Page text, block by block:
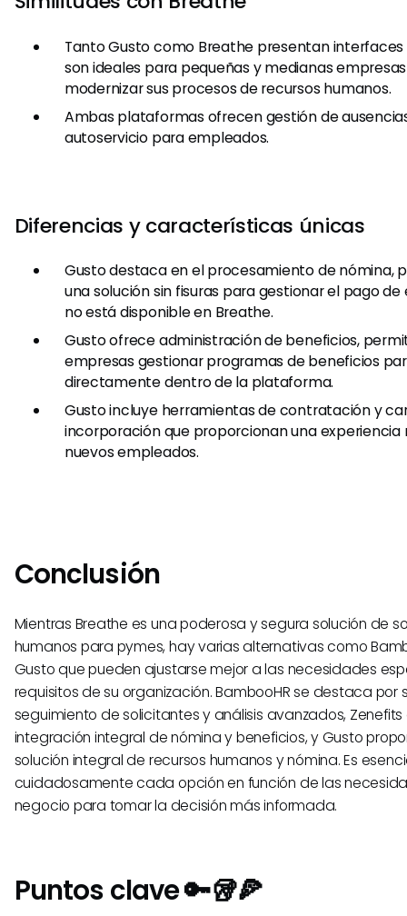
Tanto Gusto como Breathe presentan interfaces
son ideales para pequeñas y medianas
modernizar sus procesos de recursos humanos.
Ambas plataformas ofrecen gestión de
autoservicio para empleados.
Diferencias y características únicas
Gusto destaca en el procesamiento de nómina,
una solución sin fisuras para gestionar el pago
no está disponible en Breathe.
Gusto ofrece administración de beneficios,
empresas gestionar programas de beneficios
directamente dentro de la plataforma.
Gusto incluye herramientas de contratación y
incorporación que proporcionan una experiencia
nuevos empleados.
Conclusión
Mientras Breathe es una poderosa y segura solución de
humanos para pymes, hay varias alternativas como
Gusto que pueden ajustarse mejor a las necesidades
requisitos de su organización. BambooHR se destaca por
seguimiento de solicitantes y análisis avanzados,
integración integral de nómina y beneficios, y Gusto
solución integral de recursos humanos y nómina. Es
cuidadosamente cada opción en función de las
negocio para tomar la decisión más informada.
Puntos clave 🔑🥡🍕